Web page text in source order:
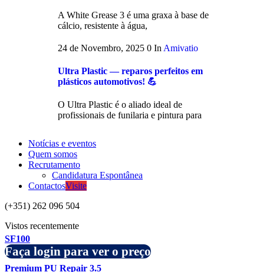
A White Grease 3 é uma graxa à base de
cálcio, resistente à água,
24 de Novembro, 2025 0 In Amivatio
Ultra Plastic — reparos perfeitos em
plásticos automotivos! 💪
O Ultra Plastic é o aliado ideal de
profissionais de funilaria e pintura para
Notícias e eventos
Quem somos
Recrutamento
Candidatura Espontânea
ContactosVisite
(+351) 262 096 504
Vistos recentemente
SF100
Faça login para ver o preço
Premium PU Repair 3.5